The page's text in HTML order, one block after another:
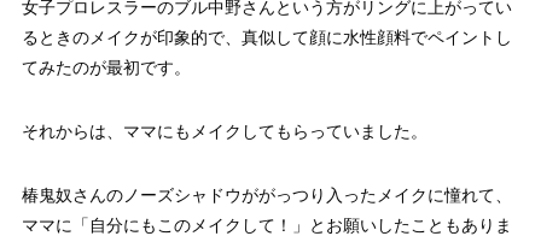
女子プロレスラーのブル中野さんという方がリングに上がってい
るときのメイクが印象的で、真似して顔に水性顔料でペイントし
てみたのが最初です。
それからは、ママにもメイクしてもらっていました。
椿鬼奴さんのノーズシャドウががっつり入ったメイクに憧れて、
ママに「自分にもこのメイクして！」とお願いしたこともありま